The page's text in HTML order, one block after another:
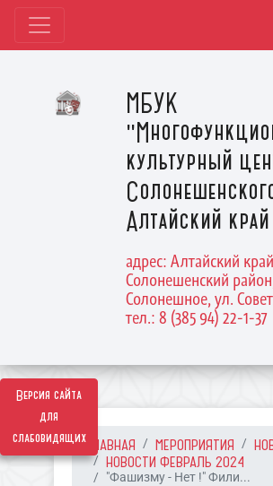
Версия сайта
для
слабовидящих
МБУК
культурный
Алтайский край
адрес: Алтайский
Солонешенский
Солонешное, ул.
тел.: 8 (385 94) 22-1-37
ГЛАВНАЯ МЕРОПРИЯТИЯ
НОВОСТИ ФЕВРАЛЬ 2024
"Фашизму - Нет !" Фили...